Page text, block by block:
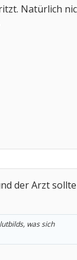
Natürlich
der Arzt
was sich